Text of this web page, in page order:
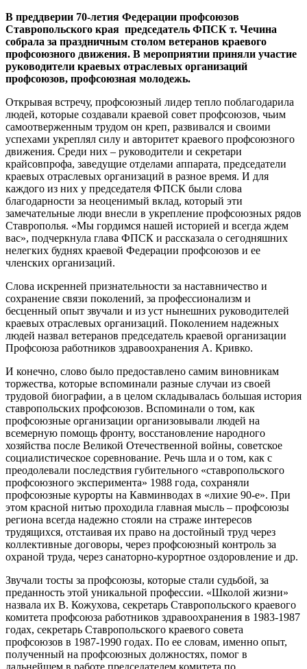
В преддверии 70-летия Федерации профсоюзов
Ставропольского края председатель ФПСК т. Чечина
собрала за праздничным столом ветеранов краевого
профсоюзного движения. В мероприятии приняли участие
руководители краевых отраслевых организаций
профсоюзов, профсоюзная молодежь.
Открывая встречу, профсоюзный лидер тепло поблагодарила
людей, которые создавали краевой совет профсоюзов, чьим
самоотверженным трудом он креп, развивался и своими
успехами укреплял силу и авторитет краевого профсоюзного
движения. Среди них – руководители и секретари
крайсовпрофа, заведущие отделами аппарата, председатели
краевых отраслевых организаций в разное время. И для
каждого из них у председателя ФПСК были слова
благодарности за неоценимый вклад, который эти
замечательные люди внесли в укрепление профсоюзных рядов
Ставрополья. «Мы гордимся нашей историей и всегда ждем
вас», подчеркнула глава ФПСК и рассказала о сегодняшних
нелегких буднях краевой Федерации профсоюзов и ее
членских организаций.
Слова искренней признательности за наставничество и
сохранение связи поколений, за профессионализм и
бесценный опыт звучали и из уст нынешних руководителей
краевых отраслевых организаций. Поколением надежных
людей назвал ветеранов председатель краевой организации
Профсоюза работников здравоохранения А. Кривко.
И конечно, слово было предоставлено самим виновникам
торжества, которые вспоминали разные случаи из своей
трудовой биографии, а в целом складывалась большая история
ставропольских профсоюзов. Вспоминали о том, как
профсоюзные организации организовывали людей на
всемерную помощь фронту, восстановление народного
хозяйства после Великой Отечественной войны, советское
социалистическое соревнование. Речь шла и о том, как с
преодолевали последствия губительного «ставропольского
профсоюзного эксперимента» 1988 года, сохраняли
профсоюзные курорты на Кавминводах в «лихие 90-е». При
этом красной нитью проходила главная мысль – профсоюзы
региона всегда надежно стояли на страже интересов
трудящихся, отстаивая их право на достойный труд через
коллективные договоры, через профсоюзный контроль за
охраной труда, через санаторно-курортное оздоровление и др.
Звучали тосты за профсоюзы, которые стали судьбой, за
преданность этой уникальной профессии. «Школой жизни»
назвала их В. Кожухова, секретарь Ставропольского краевого
комитета профсоюза работников здравоохранения в 1983-1987
годах, секретарь Ставропольского краевого совета
профсоюзов в 1987-1990 годах. По ее словам, именно опыт,
полученный на профсоюзных должностях, помог в